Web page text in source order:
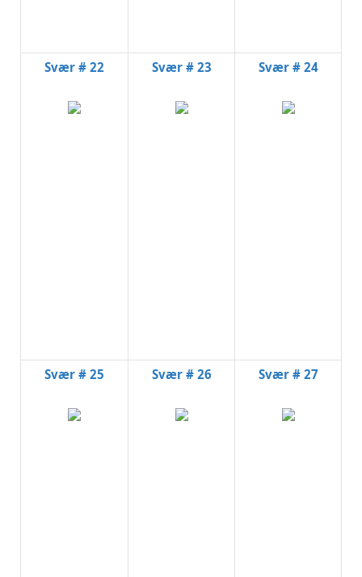
Svær # 22 Svær # 23 Svær # 24
Svær # 25 Svær # 26 Svær # 27